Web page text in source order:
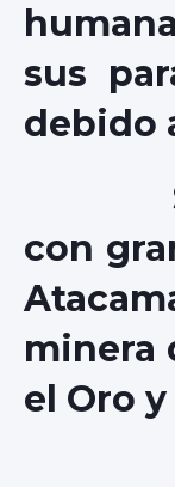
sus
debido
Se
con
minera
el Oro
En